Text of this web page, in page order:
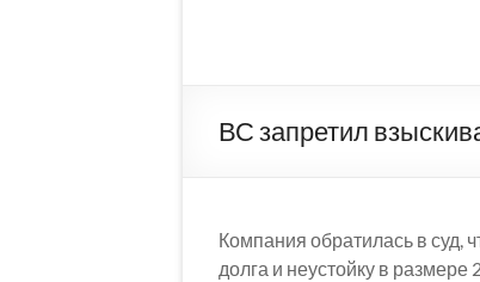
ВС запретил
Компания обратилась в суд,
долга и неустойку в